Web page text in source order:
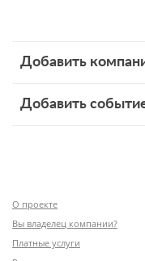
Добавить
Добавить
О проекте
Вы владелец компании?
Платные услуги